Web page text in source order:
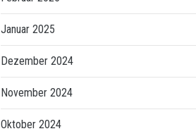
Januar 2025
Dezember 2024
November 2024
Oktober 2024